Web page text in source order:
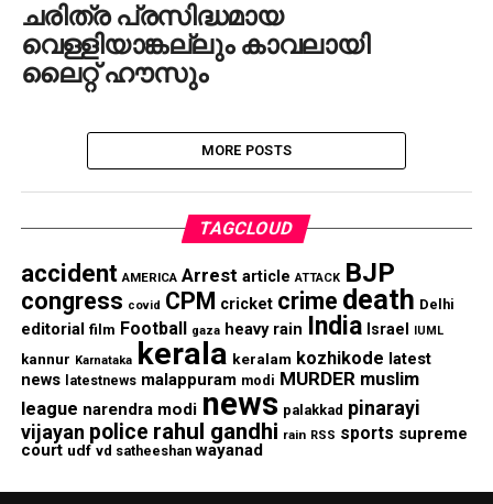
ചരിത്ര പ്രസിദ്ധമായ
വെള്ളിയാങ്കല്ലും കാവലായി
ലൈറ്റ് ഹൗസും
MORE POSTS
TAGCLOUD
accident AMERICA Arrest article ATTACK BJP
congress covid CPM cricket crime death Delhi
editorial film Football gaza heavy rain India Israel IUML
kannur Karnataka kerala keralam kozhikode latest
news
latestnews malappuram modi MURDER muslim
league narendra modi news palakkad pinarayi
vijayan police rahul gandhi rain RSS sports supreme
court udf vd satheeshan wayanad